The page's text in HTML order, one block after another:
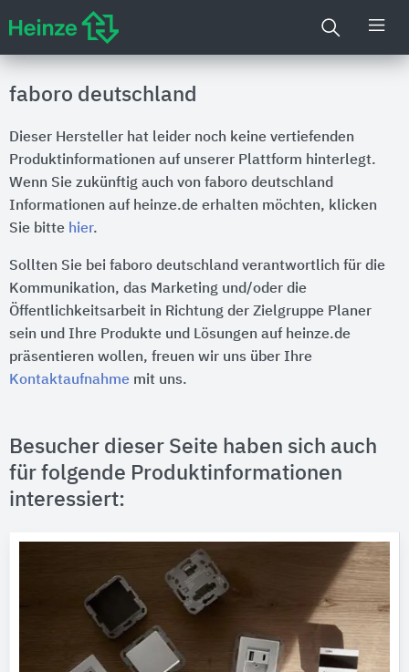
faboro deutschland
Dieser Hersteller hat leider noch keine vertiefenden
Produktinformationen auf unserer Plattform hinterlegt.
Wenn Sie zukünftig auch von faboro deutschland
Informationen auf heinze.de erhalten möchten, klicken
Sie bitte hier.
Sollten Sie bei faboro deutschland verantwortlich für die
Kommunikation, das Marketing und/oder die
Öffentlichkeitsarbeit in Richtung der Zielgruppe Planer
sein und Ihre Produkte und Lösungen auf heinze.de
präsentieren wollen, freuen wir uns über Ihre
Kontaktaufnahme mit uns.
Besucher dieser Seite haben sich auch
für folgende Produktinformationen
interessiert: